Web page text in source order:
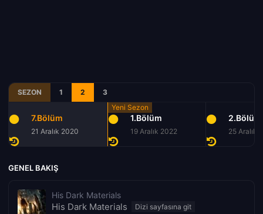
SEZON 1 2 3
7.Bölüm
21 Aralık 2020
1.Bölüm
19 Aralık 2022
2.Bölüm
25 Aralık
GENEL BAKIŞ
His Dark Materials
His Dark Materials